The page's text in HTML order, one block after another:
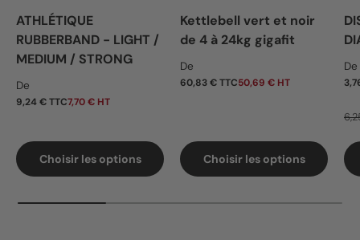
ATHLÉTIQUE
RUBBERBAND - LIGHT /
MEDIUM / STRONG
Prix habituel
De
9,24 € TTC7,70 € HT
Choisir les options
Kettlebell vert et noir
de 4 à 24kg gigafit
Prix habituel
De
60,83 € TTC50,69 € HT
Choisir les options
De